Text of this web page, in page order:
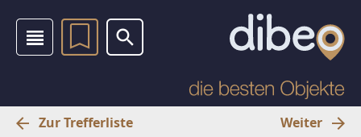
Zur Trefferliste Weiter